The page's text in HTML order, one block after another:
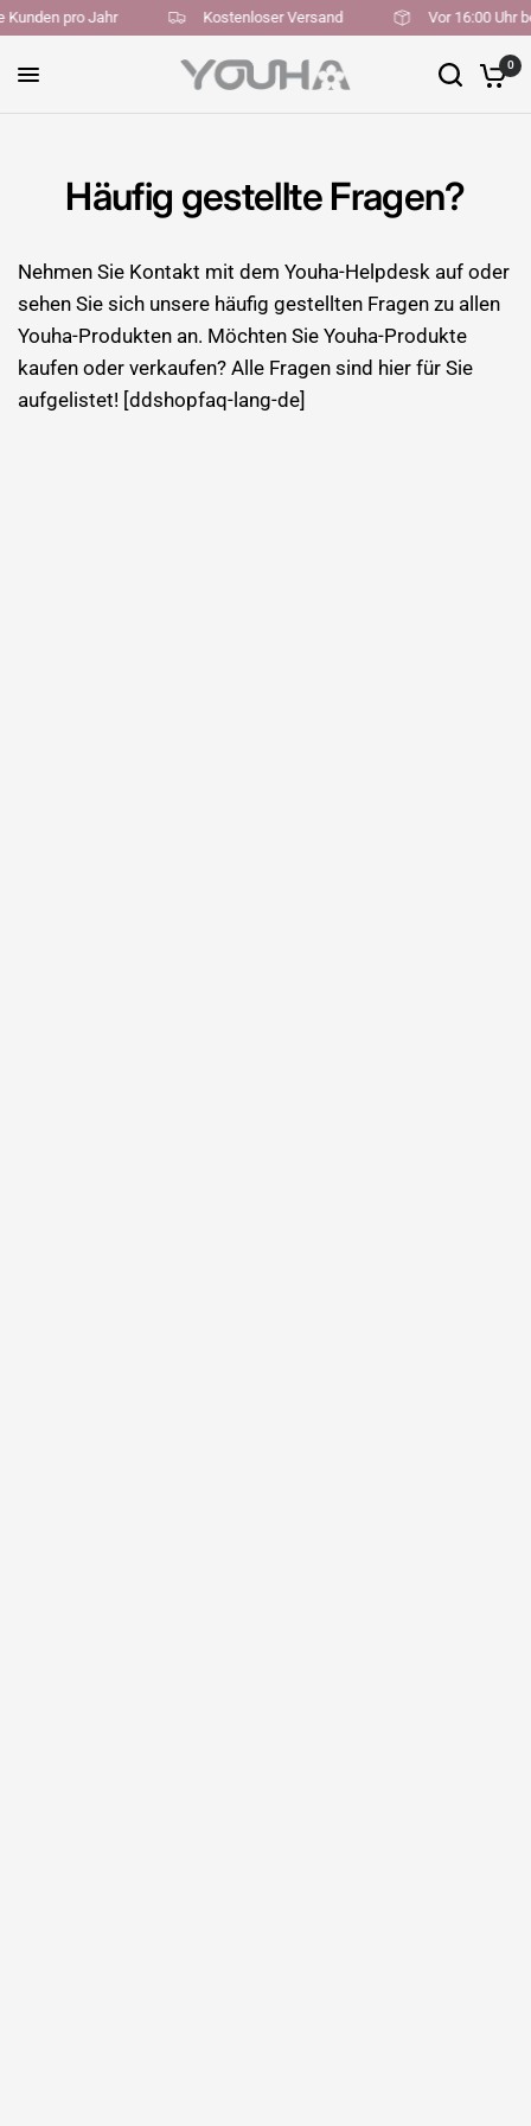
Kunden pro Jahr Kostenloser Versand Vor 16:00
0
Häufig gestellte Fragen?
Nehmen Sie Kontakt mit dem Youha-Helpdesk auf oder
sehen Sie sich unsere häufig gestellten Fragen zu allen
Youha-Produkten an. Möchten Sie Youha-Produkte
kaufen oder verkaufen? Alle Fragen sind hier für Sie
aufgelistet! [ddshopfaq-lang-de]